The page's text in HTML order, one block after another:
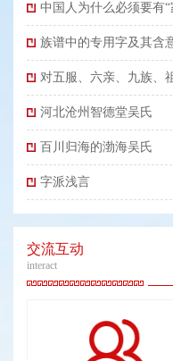
中国人为什么必须要有“
族谱中的专用字及其含
对五服、六亲、九族、
河北沧州智德堂吴氏
百川归海的渤海吴氏
字派浅言
交流互动
interact